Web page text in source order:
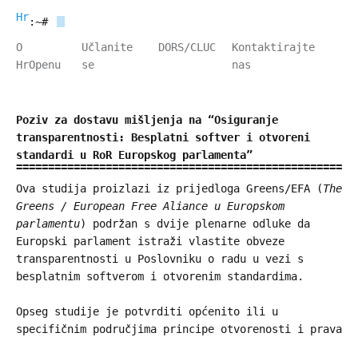
HrOpen
:~#
O
HrOpenu
Učlanite
se
DORS/CLUC
Kontaktirajte
nas
Poziv za dostavu mišljenja na “Osiguranje
transparentnosti: Besplatni softver i otvoreni
standardi u RoR Europskog parlamenta”
Ova studija proizlazi iz prijedloga Greens/EFA (The
Greens / European Free Aliance u Europskom
parlamentu) podržan s dvije plenarne odluke da
Europski parlament istraži vlastite obveze
transparentnosti u Poslovniku o radu u vezi s
besplatnim softverom i otvorenim standardima.
Opseg studije je potvrditi općenito ili u
specifičnim područjima principe otvorenosti i prava